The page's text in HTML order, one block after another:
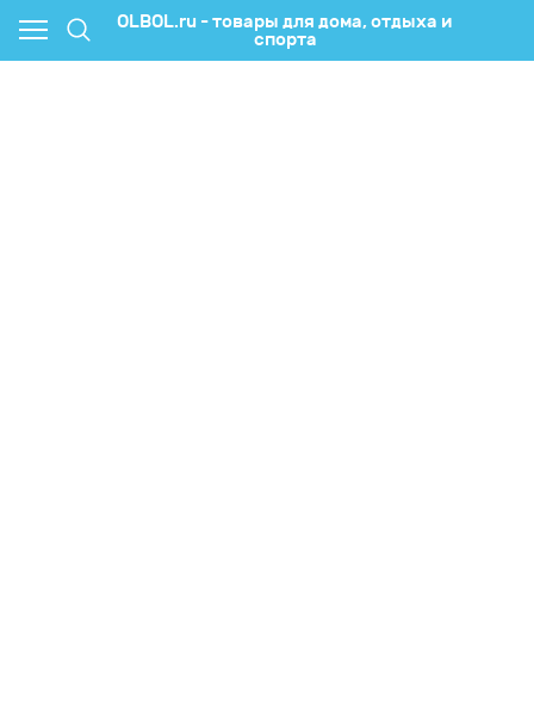
OLBOL.ru - товары для дома, отдыха и
спорта